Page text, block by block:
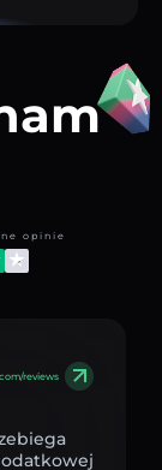
opinie
reviews